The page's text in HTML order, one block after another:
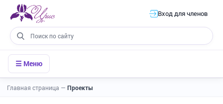
Вход для членов
☰ Меню
Главная страница — Проекты